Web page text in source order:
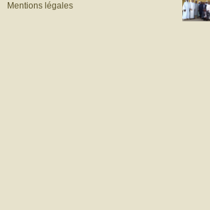
Mentions légales